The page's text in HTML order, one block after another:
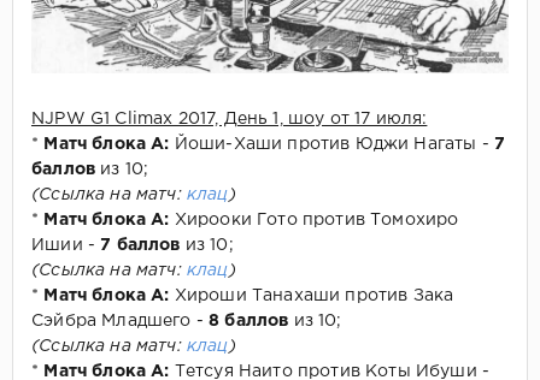
NJPW G1 Climax 2017, День 1, шоу от 17 июля:
*
Матч блока А: Йоши-Хаши против Юджи Нагаты - 7
баллов из 10;
(Ссылка на матч: клац)
* Матч блока А: Хирооки Гото против Томохиро
Ишии - 7 баллов из 10;
(Ссылка на матч: клац)
* Матч блока А: Хироши Танахаши против Зака
Сэйбра Младшего -8 баллов из 10;
(Ссылка на матч: клац)
* Матч блока А: Тетсуя Наито против Коты Ибуши -